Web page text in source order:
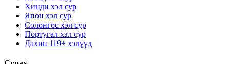
Хинди хэл сур
Япон хэл сур
Солонгос хэл сур
Португал хэл сур
Дахин 119+ хэлүүд